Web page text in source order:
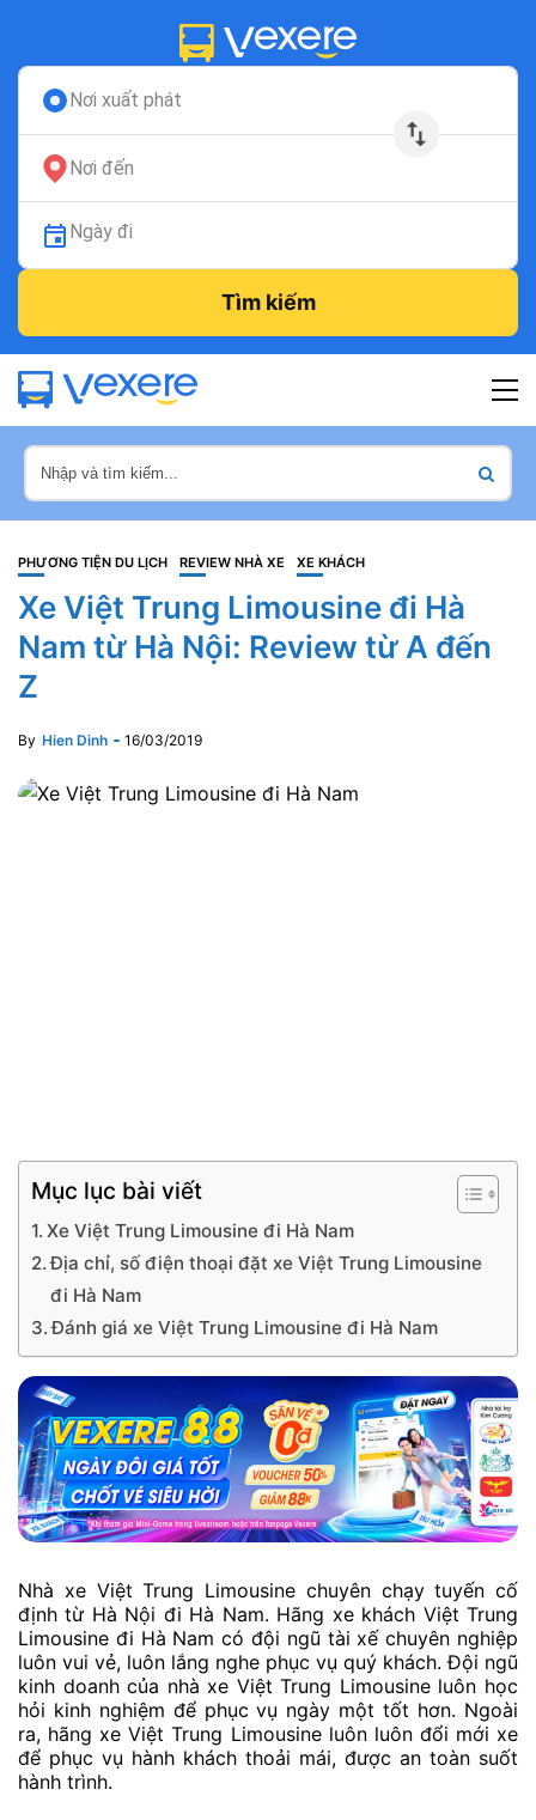
Nơi xuất phát
Nơi đến
Ngày đi
Tìm kiếm
PHƯƠNG TIỆN DU LỊCH REVIEW NHÀ XE XE KHÁCH
Xe Việt Trung Limousine đi Hà
Nam từ Hà Nội: Review từ A đến
Z
By Hien Dinh 16/03/2019
Mục lục bài viết
Xe Việt Trung Limousine đi Hà Nam
Địa chỉ, số điện thoại đặt xe Việt Trung Limousine
đi Hà Nam
Đánh giá xe Việt Trung Limousine đi Hà Nam
Nhà xe Việt Trung Limousine chuyên chạy tuyến cố
định từ Hà Nội đi Hà Nam. Hãng xe khách Việt Trung
Limousine đi Hà Nam có đội ngũ tài xế chuyên nghiệp
luôn vui vẻ, luôn lắng nghe phục vụ quý khách. Đội ngũ
kinh doanh của nhà xe Việt Trung Limousine luôn học
hỏi kinh nghiệm để phục vụ ngày một tốt hơn. Ngoài
ra, hãng xe Việt Trung Limousine luôn luôn đổi mới xe
để phục vụ hành khách thoải mái, được an toàn suốt
hành trình.